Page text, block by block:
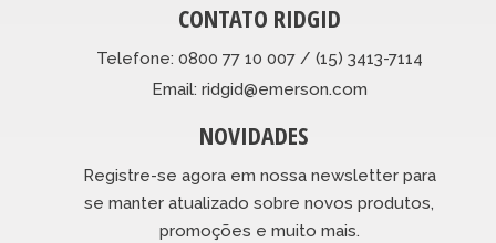
CONTATO RIDGID
Telefone: 0800 77 10 007 / (15) 3413-7114
Email: ridgid@emerson.com
NOVIDADES
Registre-se agora em nossa newsletter para
se manter atualizado sobre novos produtos,
promoções e muito mais.